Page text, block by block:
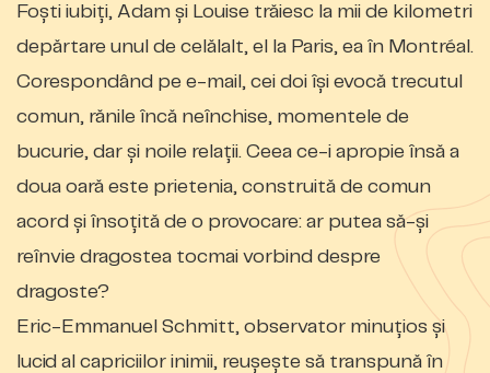
Foşti iubiţi, Adam şi Louise trăiesc la mii de kilometri
depărtare unul de celălalt, el la Paris, ea în Montréal.
Corespondând pe e-mail, cei doi îşi evocă trecutul
comun, rănile încă neînchise, momentele de
bucurie, dar şi noile relaţii. Ceea ce-i apropie însă a
doua oară este prietenia, construită de comun
acord şi însoţită de o provocare: ar putea să-şi
reînvie dragostea tocmai vorbind despre
dragoste?
Eric-Emmanuel Schmitt, observator minuţios şi
lucid al capriciilor inimii, reuşeşte să transpună în